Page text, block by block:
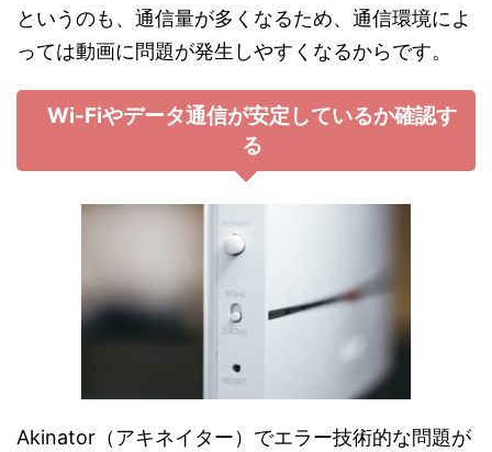
というのも、通信量が多くなるため、通信環境によ
っては動画に問題が発生しやすくなるからです。
Wi-Fiやデータ通信が安定しているか確認す
る
Akinator（アキネイター）でエラー技術的な問題が